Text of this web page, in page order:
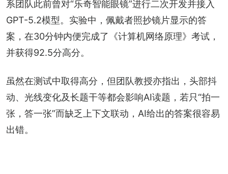
系团队此前曾对“乐奇智能眼镜”进行二次开发并接入
GPT-5.2模型。实验中，佩戴者照抄镜片显示的答
案，在30分钟内便完成了《计算机网络原理》考试，
并获得92.5分高分。
虽然在测试中取得高分，但团队教授亦指出，头部抖
动、光线变化及长题干等都会影响AI读题，若只“拍一
张，答一张”而缺乏上下文联动，AI给出的答案很容易
出错。